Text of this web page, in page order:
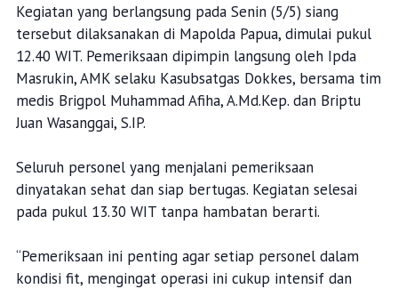
Kegiatan yang berlangsung pada Senin (5/5) siang
tersebut dilaksanakan di Mapolda Papua, dimulai pukul
12.40 WIT. Pemeriksaan dipimpin langsung oleh Ipda
Masrukin, AMK selaku Kasubsatgas Dokkes, bersama tim
medis Brigpol Muhammad Afiha, A.Md.Kep. dan Briptu
Juan Wasanggai, S.IP.
Seluruh personel yang menjalani pemeriksaan
dinyatakan sehat dan siap bertugas. Kegiatan selesai
pada pukul 13.30 WIT tanpa hambatan berarti.
“Pemeriksaan ini penting agar setiap personel dalam
kondisi fit, mengingat operasi ini cukup intensif dan